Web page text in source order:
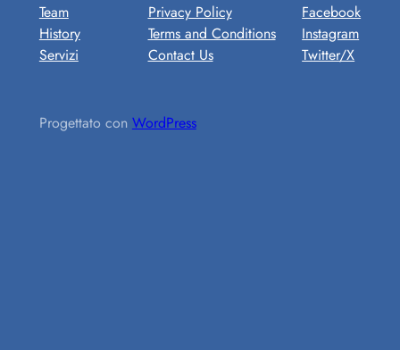
Team
History
Servizi
Privacy Policy
Terms and Conditions
Contact Us
Facebook
Instagram
Twitter/X
Progettato con WordPress